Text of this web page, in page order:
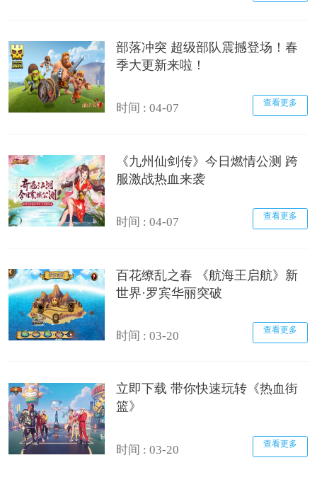
部落冲突 超级部队震撼登场！春
季大更新来啦！
时间 : 04-07 查看更多
《九州仙剑传》今日燃情公测 跨
服激战热血来袭
时间 : 04-07 查看更多
百花缭乱之春 《航海王启航》新
世界·罗宾华丽突破
时间 : 03-20 查看更多
立即下载 带你快速玩转《热血街
篮》
时间 : 03-20 查看更多